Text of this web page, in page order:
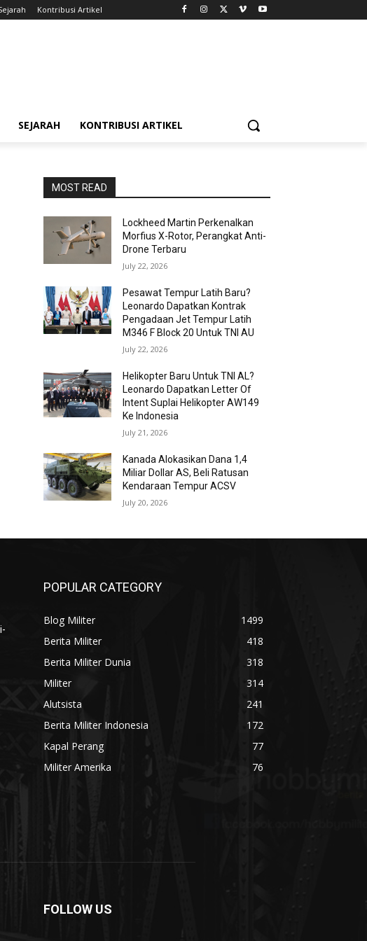
Kontribusi Artikel
SEJARAH KONTRIBUSI ARTIKEL
MOST READ
Lockheed Martin Perkenalkan
Morfius X-Rotor, Perangkat Anti-
Drone Terbaru
July 22, 2026
Pesawat Tempur Latih Baru?
Leonardo Dapatkan Kontrak
Pengadaan Jet Tempur Latih
M346 F Block 20 Untuk TNI AU
July 22, 2026
Helikopter Baru Untuk TNI AL?
Leonardo Dapatkan Letter Of
Intent Suplai Helikopter AW149
Ke Indonesia
July 21, 2026
Kanada Alokasikan Dana 1,4
Miliar Dollar AS, Beli Ratusan
Kendaraan Tempur ACSV
July 20, 2026
POPULAR CATEGORY
Blog Militer
1499
Berita Militer
418
Berita Militer Dunia
318
Militer
314
Alutsista
241
Berita Militer Indonesia
172
Kapal Perang
77
Militer Amerika
76
FOLLOW US